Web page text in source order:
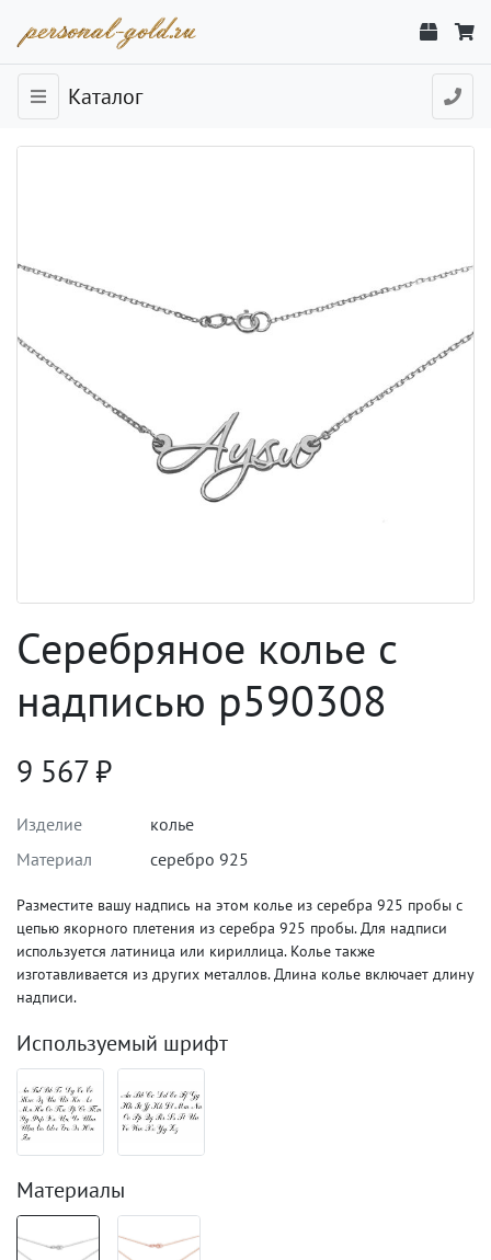
Каталог
Серебряное колье с
надписью p590308
9 567 ₽
Изделие
колье
Материал
серебро 925
Разместите вашу надпись на этом колье из серебра 925 пробы с
цепью якорного плетения из серебра 925 пробы. Для надписи
используется латиница или кириллица. Колье также
изготавливается из других металлов. Длина колье включает длину
надписи.
Используемый шрифт
Материалы